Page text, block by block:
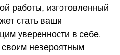
работы, изготовленный
стать ваши
уверенности в себе.
невероятным